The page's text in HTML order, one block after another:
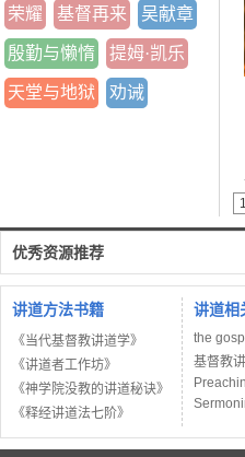
荣耀 基督再来 吴献章
殷勤与懒惰 提姆·凯乐
天堂与地狱 劝诫
1
优秀资源推荐
讲道方法书籍
《当代基督教讲道学》
《讲道者工作坊》
《神学院没教的讲道秘诀》
《释经讲道法七阶》
讲道相
the
基督教